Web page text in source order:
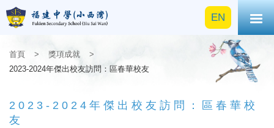
EN
首頁 > 獎項成就
>
2023-2024年傑出校友訪問：區春華校友
2023-2024年傑出校友訪問：區春華校
友